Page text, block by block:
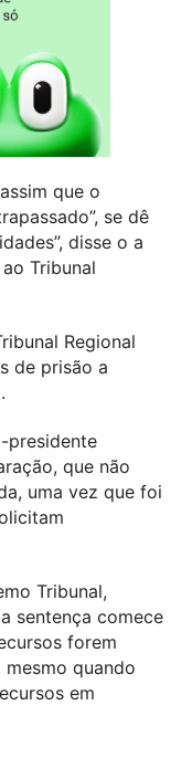
que o
se dê
disse o a
Tribunal
Regional
de prisão a
presidente
que não
uma vez que foi
Tribunal,
sentença comece
forem
quando
em